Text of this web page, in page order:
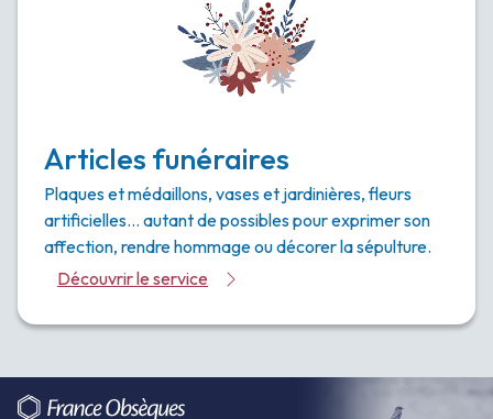
Articles funéraires
Plaques et médaillons, vases et jardinières, fleurs
artificielles… autant de possibles pour exprimer son
affection, rendre hommage ou décorer la sépulture.
Découvrir le service